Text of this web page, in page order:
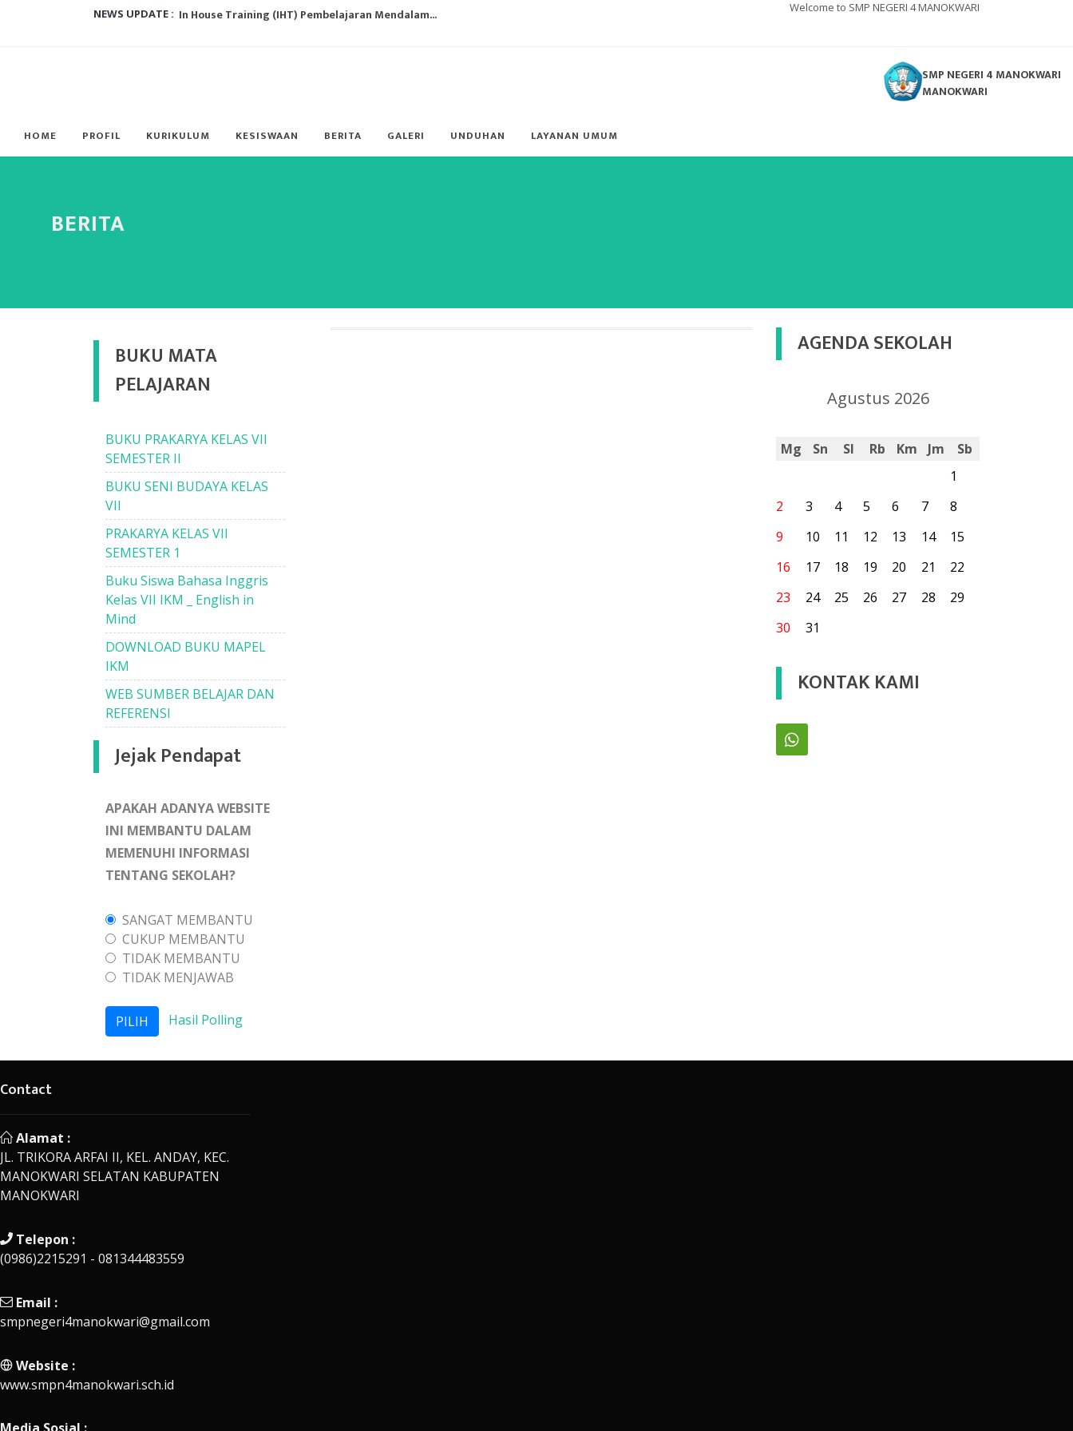
NEWS UPDATE : In House Training (IHT) Pembelajaran Mendalam...
PEMILIHAN KETUA OSIS...
Welcome to SMP NEGERI 4 MANOKWARI
SMP NEGERI 4 MANOKWARI
MANOKWARI
HOME PROFIL KURIKULUM KESISWAAN BERITA GALERI UNDUHAN LAYANAN UMUM
BERITA
BUKU MATA
PELAJARAN
BUKU PRAKARYA KELAS VII
SEMESTER II
BUKU SENI BUDAYA KELAS
VII
PRAKARYA KELAS VII
SEMESTER 1
Buku Siswa Bahasa Inggris
Kelas VII IKM _ English in
Mind
DOWNLOAD BUKU MAPEL
IKM
WEB SUMBER BELAJAR DAN
REFERENSI
Jejak Pendapat
APAKAH ADANYA WEBSITE
INI MEMBANTU DALAM
MEMENUHI INFORMASI
TENTANG SEKOLAH?
SANGAT MEMBANTU
CUKUP MEMBANTU
TIDAK MEMBANTU
TIDAK MENJAWAB
Hasil Polling
AGENDA SEKOLAH
Agustus 2026
Mg Sn Sl Rb Km Jm
Sb
1
2
3 4 5 6 7
8
9
10 11 12 13 14
15
16
17 18 19 20 21
22
23
24 25 26 27 28
29
30
31
KONTAK KAMI
Contact
Alamat :
JL. TRIKORA ARFAI II, KEL. ANDAY, KEC.
MANOKWARI SELATAN KABUPATEN
MANOKWARI
Telepon :
(0986)2215291 - 081344483559
Email :
smpnegeri4manokwari@gmail.com
Website :
www.smpn4manokwari.sch.id